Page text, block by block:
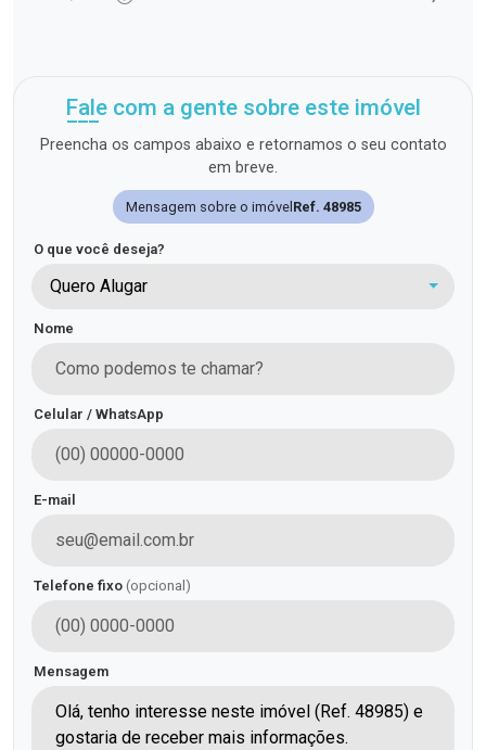
Fale com a gente sobre este imóvel
Preencha os campos abaixo e retornamos o seu contato
em breve.
Mensagem sobre o imóvel Ref. 48985
O que você deseja?
Quero Alugar
Nome
Celular / WhatsApp
E-mail
Telefone fixo (opcional)
Mensagem